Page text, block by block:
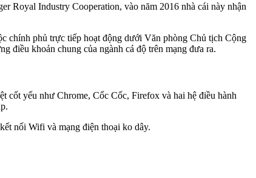
Royal Industry Cooperation, vào năm 2016 nhà cái này nhận
chính phủ trực tiếp hoạt động dưới Văn phòng Chủ tịch Cộng
điều khoản chung của ngành cá độ trên mạng đưa ra.
cốt yếu như Chrome, Cốc Cốc, Firefox và hai hệ điều hành
nối Wifi và mạng điện thoại ko dây.